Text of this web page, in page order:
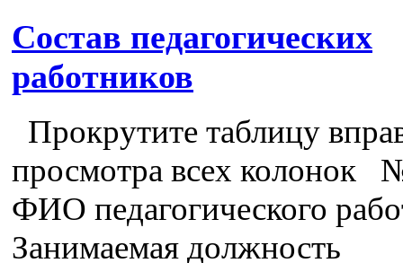
Состав педагогических
работников
Прокрутите таблицу
просмотра всех колонок
ФИО педагогического
Занимаемая должность